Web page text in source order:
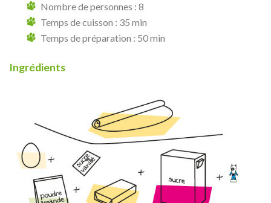
Nombre de personnes : 8
Temps de cuisson : 35 min
Temps de préparation : 50 min
Ingrédients